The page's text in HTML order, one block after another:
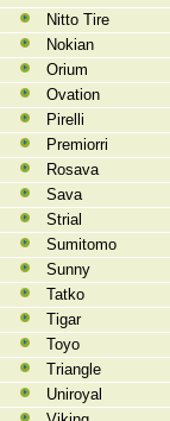
Nitto Tire
Nokian
Orium
Ovation
Pirelli
Premiorri
Rosava
Sava
Strial
Sumitomo
Sunny
Tatko
Tigar
Toyo
Triangle
Uniroyal